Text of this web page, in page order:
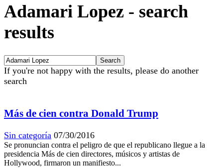
Adamari Lopez - search
results
If you're not happy with the results, please do another
search
Más de cien contra Donald Trump
Sin categoría 07/30/2016
Se pronuncian contra el peligro de que el republicano llegue a la
presidencia Más de cien directores, músicos y artistas de
Hollywood, firmaron un manifiesto...